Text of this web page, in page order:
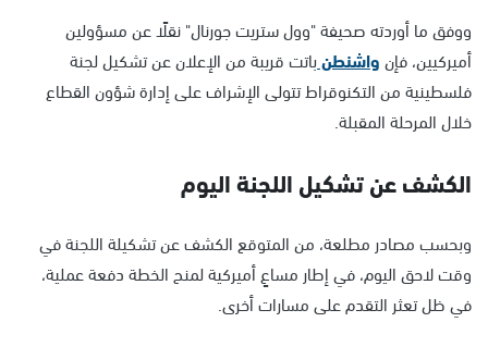
ووفق ما أوردته صحيفة "وول ستريت جورنال" نقلًا عن مسؤولين
أميركيين، فإنواشنطنباتت قريبة من الإعلان عن تشكيل لجنة
فلسطينية من التكنوقراط تتولى الإشراف على إدارة شؤون القطاع
خلال المرحلة المقبلة.
الكشف عن تشكيل اللجنة اليوم
وبحسب مصادر مطلعة، من المتوقع الكشف عن تشكيلة اللجنة في
وقت لاحق اليوم، في إطار مساعٍ أميركية لمنح الخطة دفعة عملية،
في ظل تعثر التقدم على مسارات أخرى.